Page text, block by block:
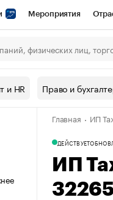
Мероприятия
СПб Спецпроекты
Рынок наличной валюты
и HR Право и
Главная ИП
ДЕЙСТВУЕТ
ИП